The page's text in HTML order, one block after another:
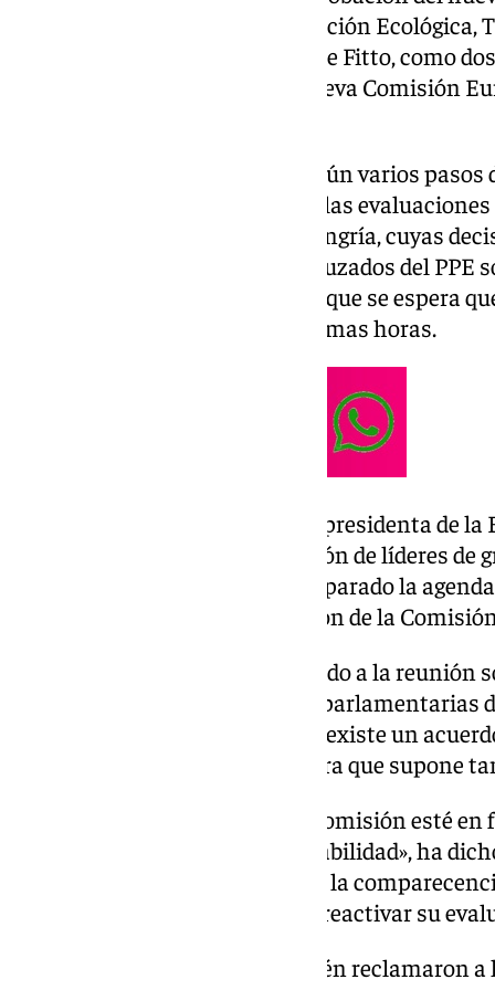
Leyen con la ministra de Transición Ecológica,
Italia, el ultraderechista Raffaele Fitto, como
allana el camino para que la nueva Comisión
Para ello es necesario cumplir aún varios
por reactivar esta misma tarde las
Ejecutivo y del comisario de Hungría, cuyas
semana pasada por los vetos cruzados del PPE
socialdemócratas sobre Fitto, y que se espera
de votación secreta en las próximas horas.
«Está bajo control», ha dicho la presidenta de
la prensa al término de la reunión de líderes de
Presidentes) en la que se ha preparado la
someter a votación la aprobación de la
Weber, García y Hayer han llegado a la
declaraciones, aunque fuentes parlamentarias
confirmado a Europa Press que existe un
proeuropea» para esta legislatura que supone
«Lo más importante es que la Comisión esté
diciembre. Europa necesita estabilidad», ha
declaraciones ha recordado que la
una precondición del PPE para reactivar su
Los ‘populares’ europeos también reclamaron